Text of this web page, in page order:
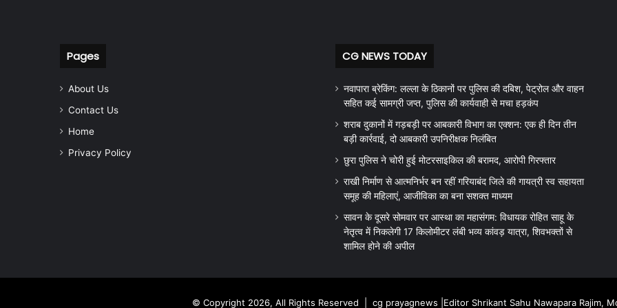
Pages
About Us
Contact Us
Home
Privacy Policy
CG NEWS TODAY
नवापारा ब्रेकिंग: लल्ला के ठिकानों पर पुलिस की दबिश, पेट्रोल और वाहन
सहित कई सामग्री जप्त, पुलिस की कार्यवाही से मचा हड़कंप
शराब दुकानों में गड़बड़ी पर आबकारी विभाग का एक्शन: एक ही दिन तीन
बड़ी कार्रवाई, दो आबकारी उपनिरीक्षक निलंबित
छुरा पुलिस ने चोरी हुई मोटरसाइकिल की बरामद, आरोपी गिरफ्तार
राखी निर्माण से आत्मनिर्भर बन रहीं गरियाबंद जिले की गायत्री स्व सहायता
समूह की महिलाएं, आजीविका का बना सशक्त माध्यम
सावन के दूसरे सोमवार पर आस्था का महासंगम: विधायक रोहित साहू के
नेतृत्व में निकलेगी 17 किलोमीटर लंबी भव्य कांवड़ यात्रा, शिवभक्तों से
शामिल होने की अपील
© Copyright 2026, All Rights Reserved | cg prayagnews |Editor Shrikant Sahu Nawapara Rajim,